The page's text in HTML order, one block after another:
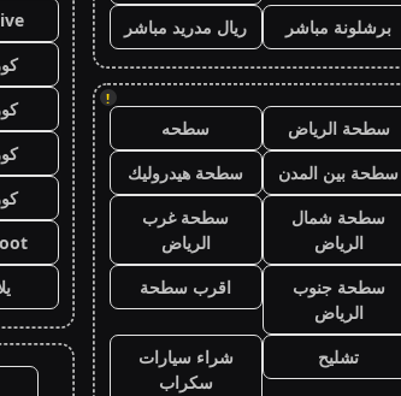
برشلونة مباشر
ريال مدريد مباشر
!
سطحة الرياض
سطحه
سطحة بين المدن
سطحة هيدروليك
سطحة شمال
الرياض
سطحة غرب
الرياض
سطحة جنوب
الرياض
اقرب سطحة
تشليح
شراء سيارات
سكراب